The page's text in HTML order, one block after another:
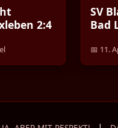
2:4
SV
Bad
📅 11.